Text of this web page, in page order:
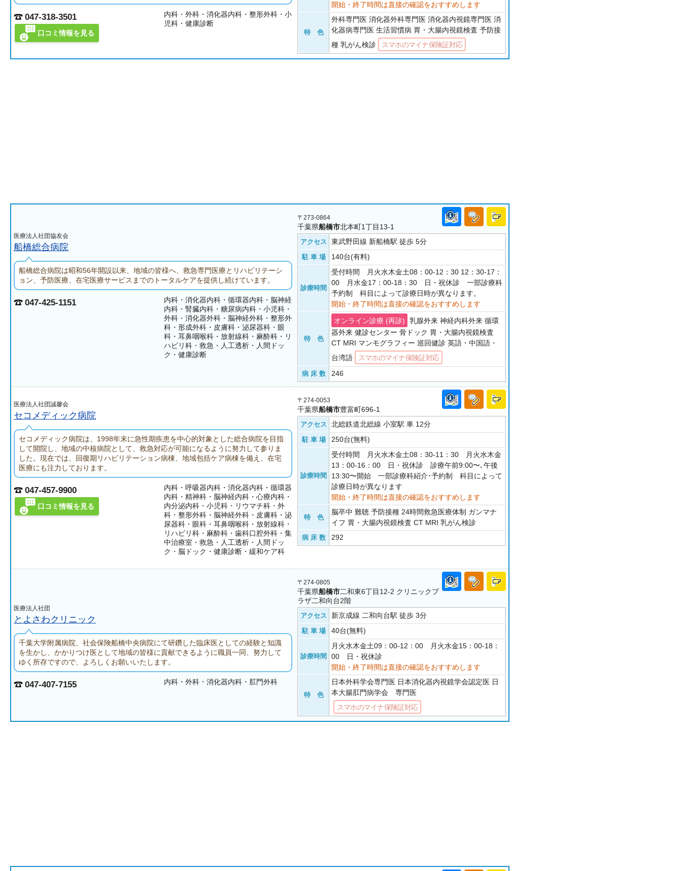
047-318-3501
口コミ情報を見る
内科・外科・消化器内科・整形外科・小
児科・健康診断
開始・終了時間は直接の確認をおすすめします
特 色
外科専門医 消化器外科専門医 消化器内視鏡専門医 消
化器病専門医 生活習慣病 胃・大腸内視鏡検査 予防接
種 乳がん検診
スマホのマイナ保険証対応
医療法人社団協友会
船橋総合病院
船橋総合病院は昭和56年開設以来、地域の皆様へ、救急専門医療とリハビリテーシ
ョン、予防医療、在宅医療サービスまでのトータルケアを提供し続けています。
047-425-1151
内科・消化器内科・循環器内科・脳神経
内科・腎臓内科・糖尿病内科・小児科・
外科・消化器外科・脳神経外科・整形外
科・形成外科・皮膚科・泌尿器科・眼
科・耳鼻咽喉科・放射線科・麻酔科・リ
ハビリ科・救急・人工透析・人間ドッ
ク・健康診断
〒273-0864
千葉県船橋市北本町1丁目13-1
アクセス 東武野田線 新船橋駅 徒歩 5分
駐 車 場 140台(有料)
診療時間
受付時間 月火水木金土08：00-12：30 12：30-17：
00 月水金17：00-18：30 日・祝休診 一部診療科
予約制 科目によって診療日時が異なります。
開始・終了時間は直接の確認をおすすめします
特 色
オンライン診療 (再診)
乳腺外来 神経内科外来 循環
器外来 健診センター 骨ドック 胃・大腸内視鏡検査
CT MRI マンモグラフィー 巡回健診 英語・中国語・
台湾語
スマホのマイナ保険証対応
病 床 数 246
医療法人社団誠馨会
セコメディック病院
セコメディック病院は、1998年末に急性期疾患を中心的対象とした総合病院を目指
して開院し、地域の中核病院として、救急対応が可能になるように努力して参りま
した。現在では、回復期リハビリテーション病棟、地域包括ケア病棟を備え、在宅
医療にも注力しております。
047-457-9900
口コミ情報を見る
内科・呼吸器内科・消化器内科・循環器
内科・精神科・脳神経内科・心療内科・
内分泌内科・小児科・リウマチ科・外
科・整形外科・脳神経外科・皮膚科・泌
尿器科・眼科・耳鼻咽喉科・放射線科・
リハビリ科・麻酔科・歯科口腔外科・集
中治療室・救急・人工透析・人間ドッ
ク・脳ドック・健康診断・緩和ケア科
〒274-0053
千葉県船橋市豊富町696-1
アクセス 北総鉄道北総線 小室駅 車 12分
駐 車 場 250台(無料)
診療時間
受付時間 月火水木金土08：30-11：30 月火水木金
13：00-16：00 日・祝休診 診療午前9:00〜､午後
13:30〜開始 一部診療科紹介･予約制 科目によって
診療日時が異なります
開始・終了時間は直接の確認をおすすめします
特 色
脳卒中 難聴 予防接種 24時間救急医療体制 ガンマナ
イフ 胃・大腸内視鏡検査 CT MRI 乳がん検診
病 床 数 292
医療法人社団
とよさわクリニック
千葉大学附属病院、社会保険船橋中央病院にて研鑽した臨床医としての経験と知識
を生かし、かかりつけ医として地域の皆様に貢献できるように職員一同、努力して
ゆく所存ですので、よろしくお願いいたします。
047-407-7155 内科・外科・消化器内科・肛門外科
〒274-0805
千葉県船橋市二和東6丁目12-2 クリニックプ
ラザ二和向台2階
アクセス 新京成線 二和向台駅 徒歩 3分
駐 車 場 40台(無料)
診療時間
月火水木金土09：00-12：00 月火水金15：00-18：
00 日・祝休診
開始・終了時間は直接の確認をおすすめします
特 色
日本外科学会専門医 日本消化器内視鏡学会認定医 日
本大腸肛門病学会 専門医
スマホのマイナ保険証対応